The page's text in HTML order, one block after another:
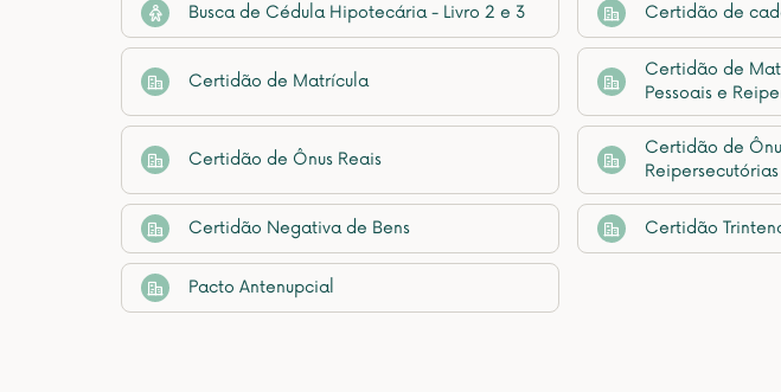
Busca de Cédula Hipotecária - Livro 2 e 3 Certidão de
Certidão de Matrícula
Certidão de
Pessoais e
Certidão de Ônus Reais
Certidão de
Reipersecutórias
Certidão Negativa de Bens Certidão
Pacto Antenupcial